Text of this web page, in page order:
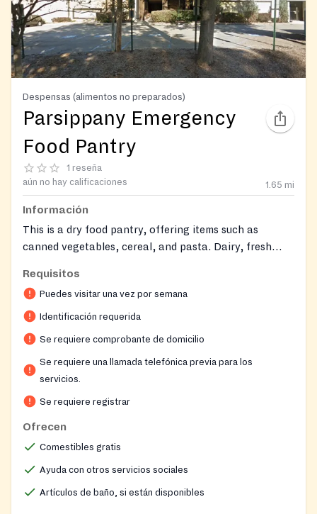
Despensas (alimentos no preparados)
Parsippany Emergency
Food Pantry
1 reseña
aún no hay calificaciones
1.65 mi
Información
This is a dry food pantry, offering items such as
canned vegetables, cereal, and pasta. Dairy, fresh
available to Parsippany residents only.
Requisitos
Puedes visitar una vez por semana
Identificación requerida
Se requiere comprobante de domicilio
Se requiere una llamada telefónica previa para los
servicios.
Se requiere registrar
Ofrecen
Comestibles gratis
Ayuda con otros servicios sociales
Artículos de baño, si están disponibles